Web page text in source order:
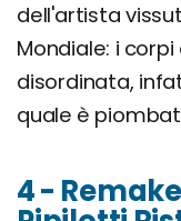
dell'artista
Mondiale: i
disordinata,
quale è
4 -